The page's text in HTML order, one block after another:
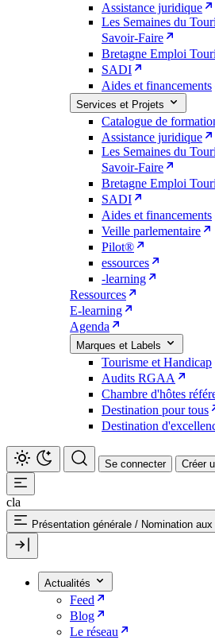
Assistance juridique
Les Semaines du
Savoir-Faire
Bretagne Emploi
SADI
Aides et financements
Services et Projets
Catalogue de
Assistance juridique
Les Semaines du
Savoir-Faire
Bretagne Emploi
SADI
Aides et financements
Veille parlementaire
Pilot®
essources
-learning
Ressources
E-learning
Agenda
Marques et Labels
Tourisme et Handicap
Audits RGAA
Chambre d'hôtes
Destination pour tous
Destination
Se connecter Créer
cla
Présentation générale / Nomination
Actualités
Feed
Blog
Le réseau